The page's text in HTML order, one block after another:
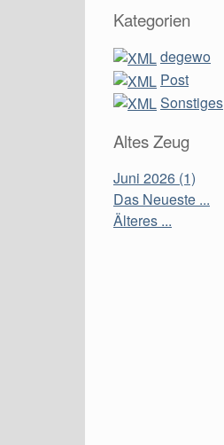
Kategorien
degewo
Post
Sonstiges
Altes Zeug
Juni 2026 (1)
Das Neueste ...
Älteres ...